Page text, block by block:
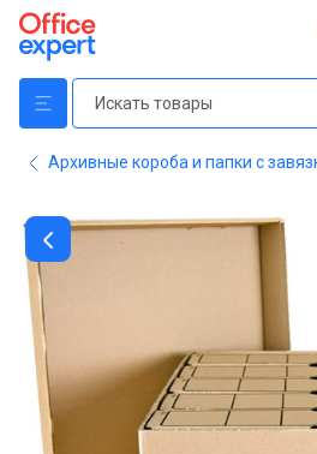
Архивные короба и папки с